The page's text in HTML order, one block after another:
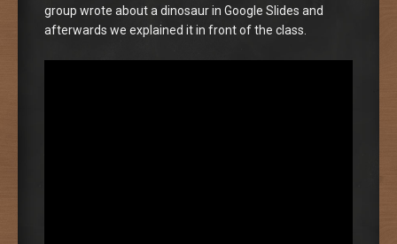
group wrote about a dinosaur in Google Slides and
afterwards we explained it in front of the class.